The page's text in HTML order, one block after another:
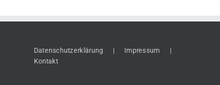
Datenschutzerklärung
Impressum
Kontakt